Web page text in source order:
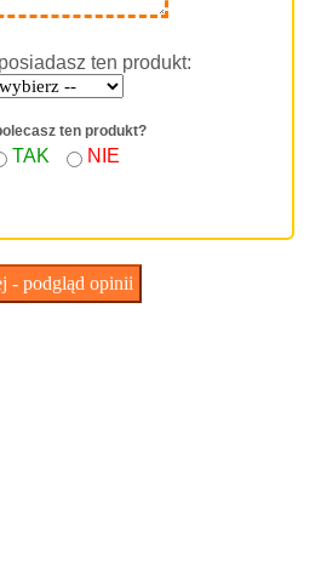
ten produkt:
ten produkt?
TAK NIE